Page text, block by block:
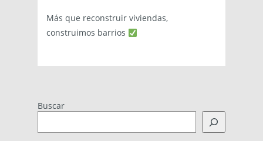
Más que reconstruir viviendas,
construimos barrios
Buscar